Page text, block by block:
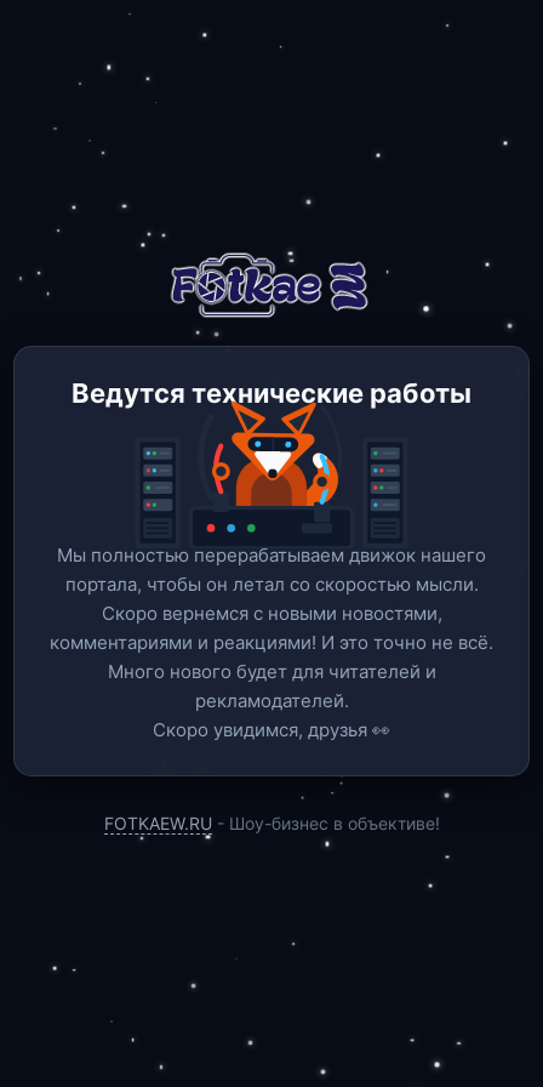
Ведутся технические работы
Мы полностью перерабатываем движок нашего
портала, чтобы он летал со скоростью мысли.
Скоро вернемся c новыми новостями,
комментариями и реакциями! И это точно не всё.
Много нового будет для читателей и
рекламодателей.
Скоро увидимся, друзья 👀
FOTKAEW.RU - Шоу-бизнес в объективе!